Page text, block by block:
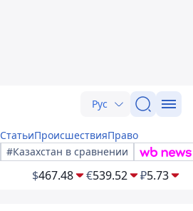
Рус
СтатьиПроисшествияПраво
#Казахстан в сравнении
$467.48 €539.52 ₽5.73